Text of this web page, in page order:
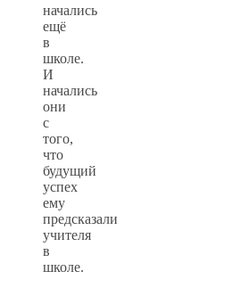
начались
ещё
в
школе.
И
начались
они
с
того,
что
будущий
успех
ему
предсказали
учителя
в
школе.